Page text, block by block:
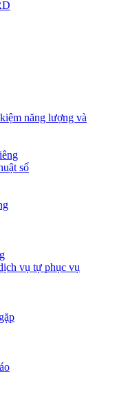
năng lượng và
số
vụ tự phục vụ